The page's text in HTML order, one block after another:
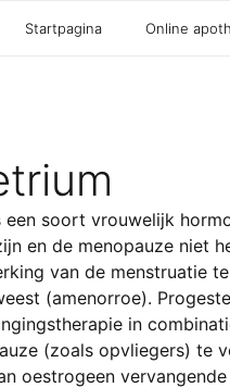
Startpagina Online
een soort vrouwelijk
en de menopauze niet
van de menstruatie
(amenorroe).
in
(zoals opvliegers) te
oestrogeen